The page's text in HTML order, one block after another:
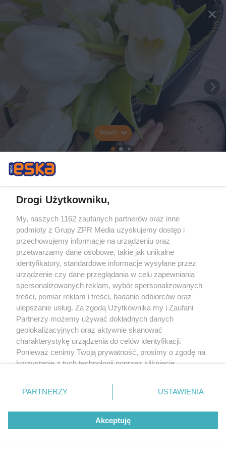
Rozwiń
Drogi Użytkowniku,
My, naszych 1162 zaufanych partnerów oraz inne
podmioty z Grupy ZPR Media uzyskujemy dostęp i
przechowujemy informacje na urządzeniu oraz
przetwarzamy dane osobowe, takie jak unikalne
identyfikatory, standardowe informacje wysyłane przez
urządzenie czy dane przeglądania w celu zapewniania
spersonalizowanych reklam, wybór spersonalizowanych
treści, pomiar reklam i treści, badanie odbiorców oraz
ulepszanie usług. Za zgodą Użytkownika my i Zaufani
Partnerzy możemy używać dokładnych danych
geolokalizacyjnych oraz aktywnie skanować
charakterystykę urządzenia do celów identyfikacji.
Ponieważ cenimy Twoją prywatność, prosimy o zgodę na
korzystanie z tych technologii poprzez kliknięcie
zmienić/wycofać klikając przycisk ustawień prywatności
znajdujący się w lewym dolnym rogu strony
rodzaje przetwarzania danych nie wymagają zgody
użytkownika, ale masz prawo sprzeciwić się takiemu
przetwarzaniu. Preferencje będą miały zastosowanie tylko
PARTNERZY USTAWIENIA
Akceptuję